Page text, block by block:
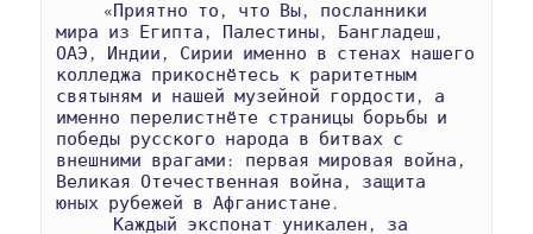
мира из Египта, Палестины, Бангладеш,
ОАЭ, Индии, Сирии именно в стенах нашего
колледжа прикоснётесь к раритетным
святыням и нашей музейной гордости, а
именно перелистнёте страницы борьбы и
победы русского народа в битвах с
внешними врагами: первая мировая война,
Великая Отечественная война, защита
юных рубежей в Афганистане.